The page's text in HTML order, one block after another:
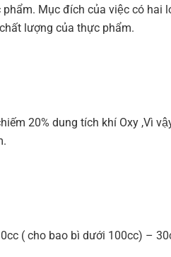
Mục đích của việc có hai
lượng của thực phẩm.
20% dung tích khí Oxy ,Vì
( cho bao bì dưới 100cc) –